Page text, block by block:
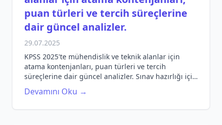
puan türleri ve tercih süreçlerine
dair güncel analizler.
29.07.2025
KPSS 2025'te mühendislik ve teknik alanlar için
atama kontenjanları, puan türleri ve tercih
süreçlerine dair güncel analizler. Sınav hazırlığı için
gereken bilgileri burada bulabilirsiniz.
Devamını Oku →